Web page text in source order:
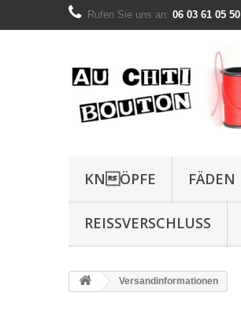
Rufen Sie uns an: 06 03 61 05 50
KNÖPFE FÄDEN
REISSVERSCHLUSS
Versandinformationen